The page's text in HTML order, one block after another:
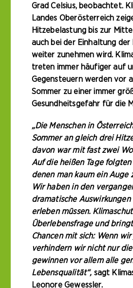
Grad Celsius, beobachtet.
Landes Oberösterreich
Hitzebelastung bis zur
auch bei der Einhaltung der
weiter zunehmen wird.
treten immer häufiger auf
Gegensteuern werden vor
Sommer zu einer immer
Gesundheitsgefahr für die
„Die Menschen in
Sommer an gleich drei
davon war mit fast zwei
Auf die heißen Tage
denen man kaum ein Auge
Wir haben in den
dramatische Auswirkungen
erleben müssen.
Überlebensfrage und
Chancen mit sich: Wenn
verhindern wir nicht nur
gewinnen vor allem alle
Lebensqualität“, sagt
Leonore Gewessler.